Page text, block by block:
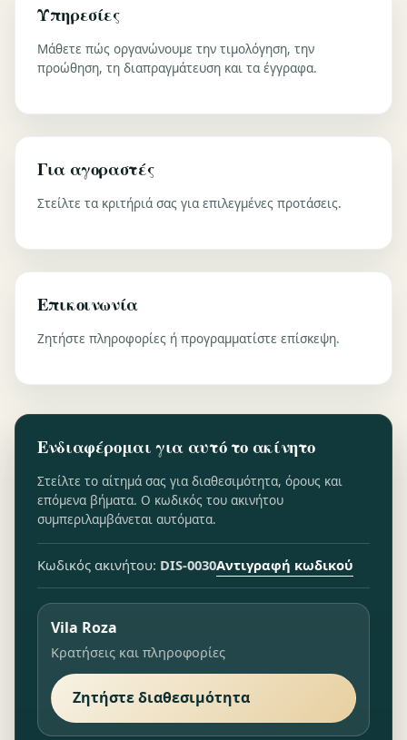
Υπηρεσίες
Μάθετε πώς οργανώνουμε την τιμολόγηση, την
προώθηση, τη διαπραγμάτευση και τα έγγραφα.
Για αγοραστές
Στείλτε τα κριτήριά σας για επιλεγμένες προτάσεις.
Επικοινωνία
Ζητήστε πληροφορίες ή προγραμματίστε επίσκεψη.
Ενδιαφέρομαι για αυτό το ακίνητο
Στείλτε το αίτημά σας για διαθεσιμότητα, όρους και
επόμενα βήματα. Ο κωδικός του ακινήτου
συμπεριλαμβάνεται αυτόματα.
Κωδικός ακινήτου: DIS-0030Αντιγραφή κωδικού
Vila Roza
Κρατήσεις και πληροφορίες
Ζητήστε διαθεσιμότητα